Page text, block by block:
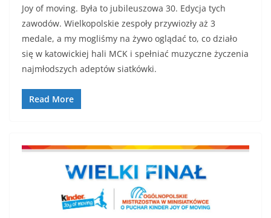
Joy of moving. Była to jubileuszowa 30. Edycja tych
zawodów. Wielkopolskie zespoły przywiozły aż 3
medale, a my mogliśmy na żywo oglądać to, co działo
się w katowickiej hali MCK i spełniać muzyczne życzenia
najmłodszych adeptów siatkówki.
Read More